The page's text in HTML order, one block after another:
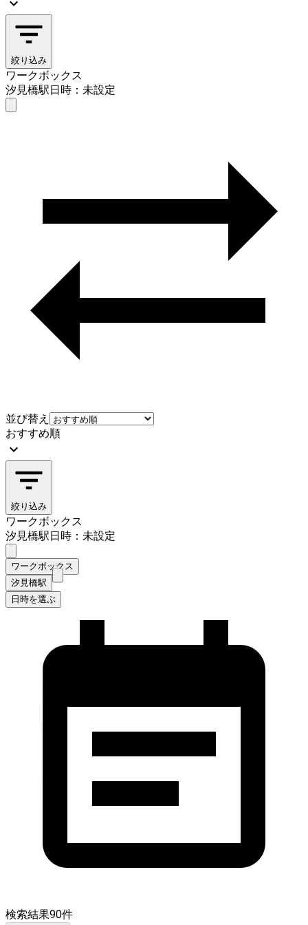
絞り込み
ワークボックス
汐見橋駅日時：未設定
並び替え
おすすめ順
絞り込み
ワークボックス
汐見橋駅日時：未設定
ワークボックス
汐見橋駅
日時を選ぶ
検索結果90件